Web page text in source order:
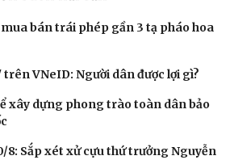
bán trái phép gần 3 tạ pháo hoa
VNeID: Người dân được lợi gì?
xây dựng phong trào toàn dân bảo
8: Sắp xét xử cựu thứ trưởng Nguyễn